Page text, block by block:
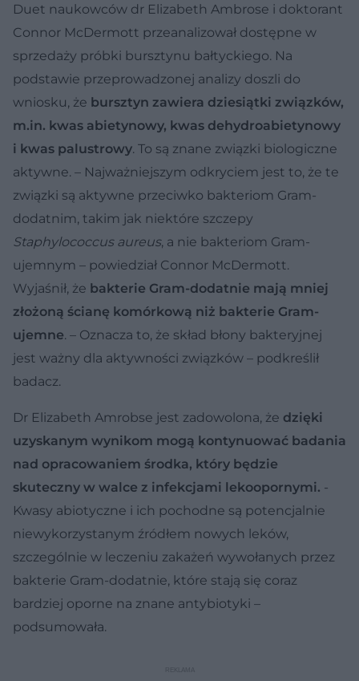
Duet naukowców dr Elizabeth Ambrose i doktorant
Connor McDermott przeanalizował dostępne w
sprzedaży próbki bursztynu bałtyckiego. Na
podstawie przeprowadzonej analizy doszli do
wniosku, że bursztyn zawiera dziesiątki związków,
m.in. kwas abietynowy, kwas dehydroabietynowy
i kwas palustrowy. To są znane związki biologiczne
aktywne. – Najważniejszym odkryciem jest to, że te
związki są aktywne przeciwko bakteriom Gram-
dodatnim, takim jak niektóre szczepy
Staphylococcus aureus, a nie bakteriom Gram-
ujemnym – powiedział Connor McDermott.
Wyjaśnił, że bakterie Gram-dodatnie mają mniej
złożoną ścianę komórkową niż bakterie Gram-
ujemne. – Oznacza to, że skład błony bakteryjnej
jest ważny dla aktywności związków – podkreślił
badacz.
Dr Elizabeth Amrobse jest zadowolona, że dzięki
uzyskanym wynikom mogą kontynuować badania
nad opracowaniem środka, który będzie
skuteczny w walce z infekcjami lekoopornymi. -
Kwasy abiotyczne i ich pochodne są potencjalnie
niewykorzystanym źródłem nowych leków,
szczególnie w leczeniu zakażeń wywołanych przez
bakterie Gram-dodatnie, które stają się coraz
bardziej oporne na znane antybiotyki –
podsumowała.